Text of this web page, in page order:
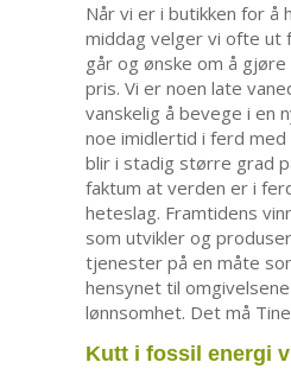
Når vi er i butikken for å
middag velger vi ofte ut
går og ønske om å
pris. Vi er noen late
vanskelig å bevege i en
noe imidlertid i ferd
blir i stadig større grad
faktum at verden er i
heteslag. Framtidens
som utvikler og
tjenester på en måte
hensynet til
lønnsomhet. Det må
Kutt i fossil energi